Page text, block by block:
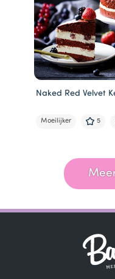
Naked Red Velvet
Moeilijker 5